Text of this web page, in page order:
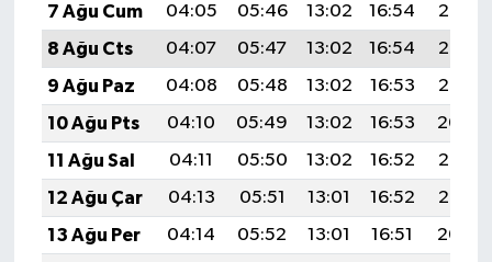
7 Ağu Cum
04:05 05:46 13:02 16:54
20:08
8 Ağu Cts
04:07 05:47 13:02 16:54
20:07
9 Ağu Paz
04:08 05:48 13:02 16:53
20:06
10 Ağu Pts
04:10 05:49 13:02 16:53
20:04
11 Ağu Sal
04:11 05:50 13:02 16:52
20:03
12 Ağu Çar
04:13 05:51 13:01 16:52
20:02
13 Ağu Per
04:14 05:52 13:01 16:51
20:00